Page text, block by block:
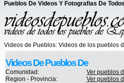
Pueblos De Videos Y Fotografias De
Videos de Pueblos: Videos de los pueblos
Videos De Pueblos De
Comunidad:
Ver pueblos
Region - Provincia:
Ver pueblos